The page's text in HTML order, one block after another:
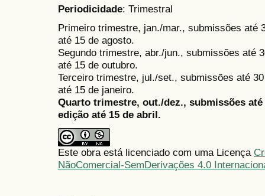
Periodicidade: Trimestral
Primeiro trimestre, jan./mar., submissões até
até 15 de agosto.
Segundo trimestre, abr./jun., submissões até
até 15 de outubro.
Terceiro trimestre, jul./set., submissões até
até 15 de janeiro.
Quarto trimestre, out./dez., submissões
edição até 15 de abril.
Este obra está licenciado com uma Licença
NãoComercial-SemDerivações 4.0